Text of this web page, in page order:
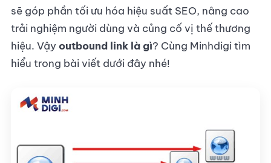
sẽ góp phần tối ưu hóa hiệu suất SEO, nâng cao
trải nghiệm người dùng và củng cố vị thế thương
hiệu. Vậy outbound link là gì? Cùng Minhdigi tìm
hiểu trong bài viết dưới đây nhé!